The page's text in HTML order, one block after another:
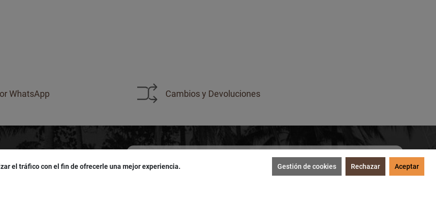
WhatsApp Cambios y Devoluciones
el tráfico con el fin de ofrecerle una mejor experiencia. Gestión de cookies Rechazar Aceptar